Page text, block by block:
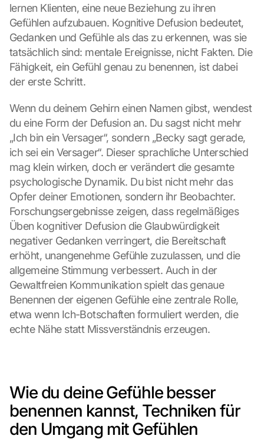
lernen Klienten, eine neue Beziehung zu ihren
Gefühlen aufzubauen. Kognitive Defusion bedeutet,
Gedanken und Gefühle als das zu erkennen, was sie
tatsächlich sind: mentale Ereignisse, nicht Fakten. Die
Fähigkeit, ein Gefühl genau zu benennen, ist dabei
der erste Schritt.
Wenn du deinem Gehirn einen Namen gibst, wendest
du eine Form der Defusion an. Du sagst nicht mehr
„Ich bin ein Versager“, sondern „Becky sagt gerade,
ich sei ein Versager“. Dieser sprachliche Unterschied
mag klein wirken, doch er verändert die gesamte
psychologische Dynamik. Du bist nicht mehr das
Opfer deiner Emotionen, sondern ihr Beobachter.
Forschungsergebnisse zeigen, dass regelmäßiges
Üben kognitiver Defusion die Glaubwürdigkeit
negativer Gedanken verringert, die Bereitschaft
erhöht, unangenehme Gefühle zuzulassen, und die
allgemeine Stimmung verbessert. Auch in der
Gewaltfreien Kommunikation spielt das genaue
Benennen der eigenen Gefühle eine zentrale Rolle,
etwa wenn Ich-Botschaften formuliert werden, die
echte Nähe statt Missverständnis erzeugen.
Wie du deine Gefühle besser
benennen kannst, Techniken für
den Umgang mit Gefühlen